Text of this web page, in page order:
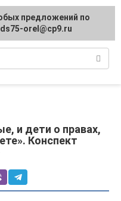
и дети о правах,
Конспект
предложений по
orel@cp9.ru